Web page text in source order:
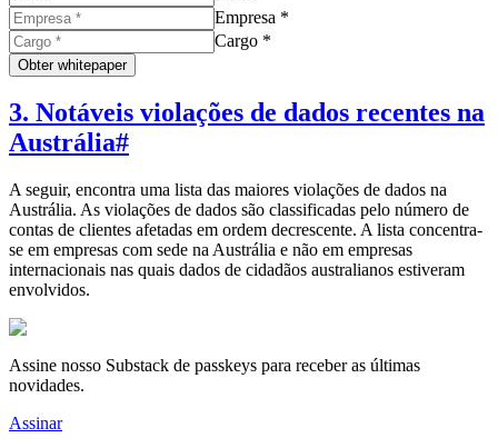
Empresa *
Cargo *
Obter whitepaper
3. Notáveis violações de dados recentes na
Austrália#
A seguir, encontra uma lista das maiores violações de dados na
Austrália. As violações de dados são classificadas pelo número de
contas de clientes afetadas em ordem decrescente. A lista concentra-
se em empresas com sede na Austrália e não em empresas
internacionais nas quais dados de cidadãos australianos estiveram
envolvidos.
Assine nosso Substack de passkeys para receber as últimas
novidades.
Assinar